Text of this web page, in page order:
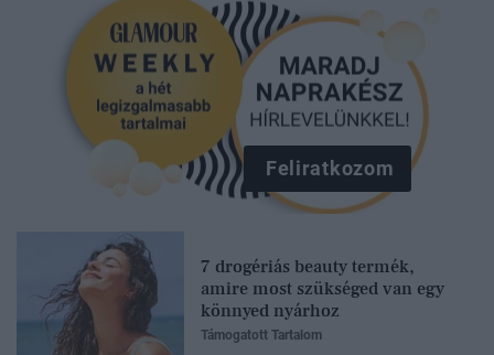
Feliratkozom
7 drogériás beauty termék,
amire most szükséged van egy
könnyed nyárhoz
Támogatott Tartalom